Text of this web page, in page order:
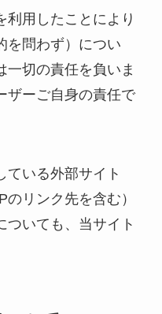
利用したことにより
を問わず）につい
一切の責任を負いま
ザーご自身の責任で
ている外部サイト
のリンク先を含む）
ついても、当サイト